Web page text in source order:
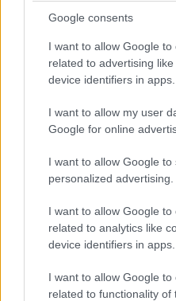
Google consents
I want to allow Google to
related to advertising
device identifiers in apps.
I want to allow my user
Google for online
I want to allow Google to
personalized advertising.
I want to allow Google to
related to analytics like
device identifiers in apps.
I want to allow Google to
related to functionality of